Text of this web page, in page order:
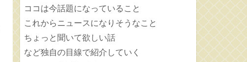
ココは今話題になっていること
これからニュースになりそうなこと
ちょっと聞いて欲しい話
など独自の目線で紹介していく